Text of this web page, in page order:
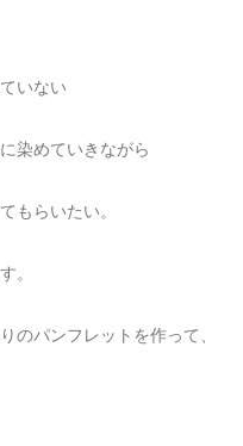
いない
染めていきながら
もらいたい。
。
のパンフレットを作って、